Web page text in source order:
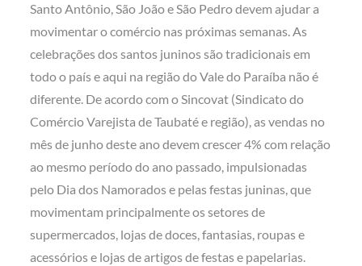
Santo Antônio, São João e São Pedro devem ajudar a
movimentar o comércio nas próximas semanas. As
celebrações dos santos juninos são tradicionais em
todo o país e aqui na região do Vale do Paraíba não é
diferente. De acordo com o Sincovat (Sindicato do
Comércio Varejista de Taubaté e região), as vendas no
mês de junho deste ano devem crescer 4% com relação
ao mesmo período do ano passado, impulsionadas
pelo Dia dos Namorados e pelas festas juninas, que
movimentam principalmente os setores de
supermercados, lojas de doces, fantasias, roupas e
acessórios e lojas de artigos de festas e papelarias.